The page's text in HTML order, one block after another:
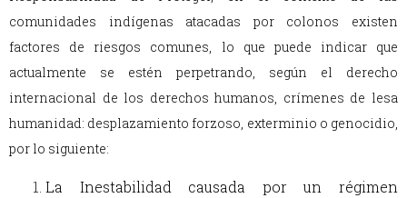
comunidades indígenas atacadas por colonos existen
factores de riesgos comunes, lo que puede indicar que
actualmente se estén perpetrando, según el derecho
internacional de los derechos humanos, crímenes de lesa
humanidad: desplazamiento forzoso, exterminio o genocidio,
por lo siguiente:
La Inestabilidad causada por un régimen